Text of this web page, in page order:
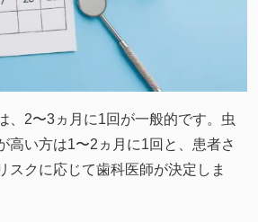
、2〜3ヵ月に1回が一般的です。虫
高い方は1〜2ヵ月に1回と、患者さ
スクに応じて歯科医師が決定しま